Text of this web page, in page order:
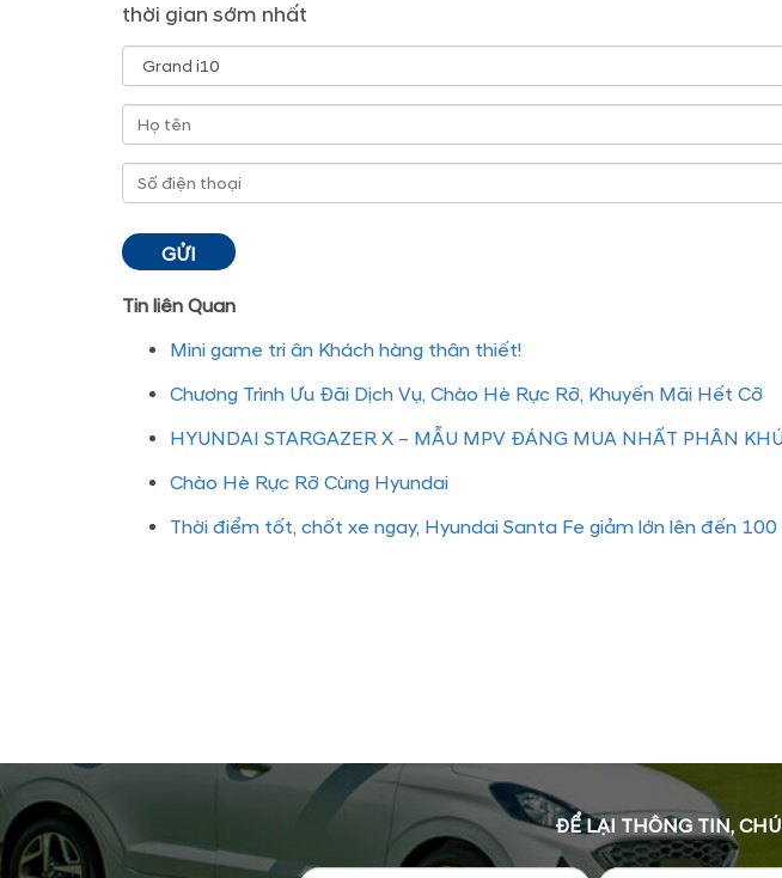
thời gian sớm nhất
Tin liên Quan
Mini game tri ân Khách hàng thân thiết!
Chương Trình Ưu Đãi Dịch Vụ, Chào Hè Rực Rỡ, Khuyến Mãi Hết Cỡ
HYUNDAI STARGAZER X – MẪU MPV ĐÁNG MUA NHẤT PHÂN
Chào Hè Rực Rỡ Cùng Hyundai
Thời điểm tốt, chốt xe ngay, Hyundai Santa Fe giảm lớn lên đến
ĐỂ LẠI THÔNG TIN,